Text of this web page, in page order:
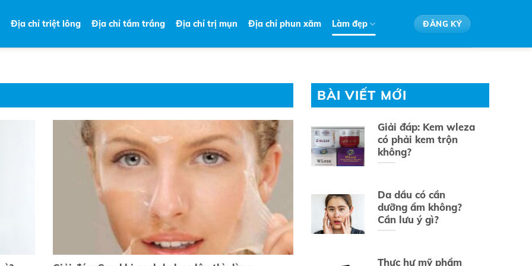
Địa chỉ triệt lông Địa chỉ tắm trắng Địa chỉ trị mụn Địa chỉ phun xăm Làm đẹp ĐĂNG KÝ
BÀI VIẾT MỚI
Giải đáp: Kem wleza
có phải kem trộn
không?
Da dầu có cần
dưỡng ẩm không?
Cần lưu ý gì?
Thực hư mỹ phẩm